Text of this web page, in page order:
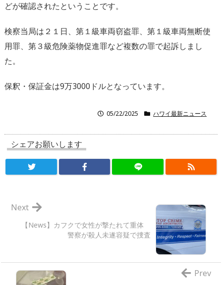
どが確認されたということです。
検察当局は２１日、第１級車両窃盗罪、第１級車両無断使
用罪、第３級危険薬物促進罪など複数の罪で起訴しまし
た。
保釈・保証金は9万3000ドルとなっています。
05/22/2025 ハワイ最新ニュース
シェアお願いします
【News】カフクで女性が撃たれて重体
警察が殺人未遂容疑で捜査
Next
Prev